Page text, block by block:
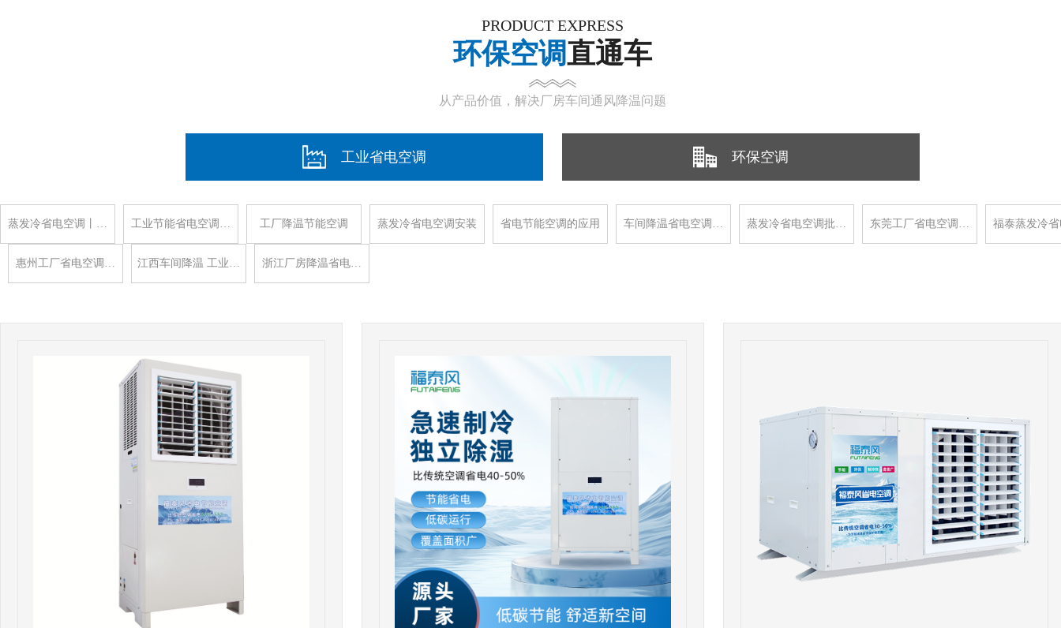
PRODUCT EXPRESS
环保空调直通车
从产品价值，解决厂房车间通风降温问题
工业省电空调 环保空调
蒸发冷省电空调丨… 工业节能省电空调… 工厂降温节能空调 蒸发冷省电空调安装 省电节能空调的应用 车间降温省电空调… 蒸发冷省电空调批… 东莞工厂省电空调… 福泰蒸发冷
惠州工厂省电空调… 江西车间降温 工业… 浙江厂房降温省电…